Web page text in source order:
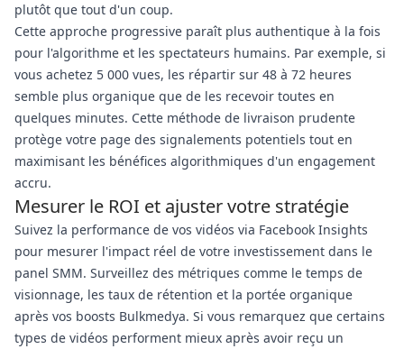
plutôt que tout d'un coup.
Cette approche progressive paraît plus authentique à la fois
pour l'algorithme et les spectateurs humains. Par exemple, si
vous achetez 5 000 vues, les répartir sur 48 à 72 heures
semble plus organique que de les recevoir toutes en
quelques minutes. Cette méthode de livraison prudente
protège votre page des signalements potentiels tout en
maximisant les bénéfices algorithmiques d'un engagement
accru.
Mesurer le ROI et ajuster votre stratégie
Suivez la performance de vos vidéos via Facebook Insights
pour mesurer l'impact réel de votre investissement dans le
panel SMM. Surveillez des métriques comme le temps de
visionnage, les taux de rétention et la portée organique
après vos boosts Bulkmedya. Si vous remarquez que certains
types de vidéos performent mieux après avoir reçu un